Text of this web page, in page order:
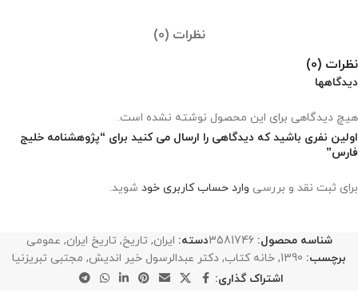
نظرات (0)
نظرات (0)
دیدگاهها
هیچ دیدگاهی برای این محصول نوشته نشده است.
اولین نفری باشید که دیدگاهی را ارسال می کنید برای “پژوهشنامه خلیج
فارس”
برای ثبت نقد و بررسی وارد حساب کاربری خود شوید.
شناسه محصول:3581746دسته: ایران, تاریخ, تاریخ ایران, عمومی
برچسب: 1390
, خانه کتاب, دکتر عبدالرسول خیر اندیش, مجتبی تبریزنیا
اشتراک گذاری: